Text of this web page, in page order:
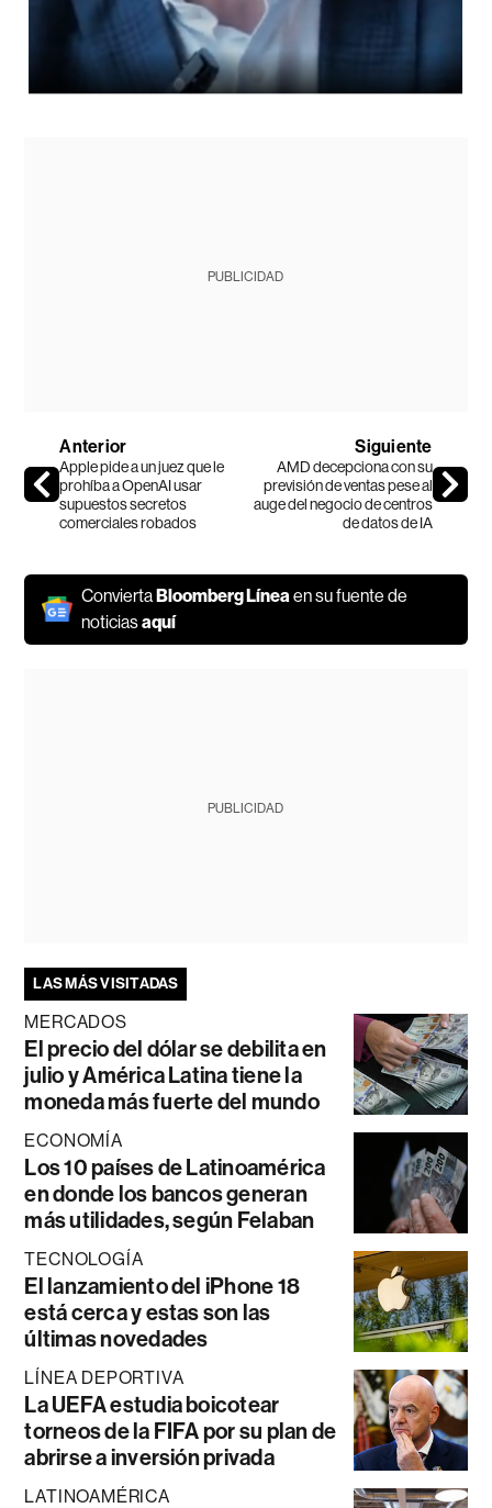
PUBLICIDAD
Anterior
Apple pide a un juez que le
prohíba a OpenAI usar
supuestos secretos
comerciales robados
Siguiente
AMD decepciona con su
previsión de ventas pese al
auge del negocio de centros
de datos de IA
ConviertaBloomberg Línea en su fuente de
noticiasaquí
PUBLICIDAD
LAS MÁS VISITADAS
MERCADOS
El precio del dólar se debilita en
julio y América Latina tiene la
moneda más fuerte del mundo
ECONOMÍA
Los 10 países de Latinoamérica
en donde los bancos generan
más utilidades, según Felaban
TECNOLOGÍA
El lanzamiento del iPhone 18
está cerca y estas son las
últimas novedades
LÍNEA DEPORTIVA
La UEFA estudia boicotear
torneos de la FIFA por su plan de
abrirse a inversión privada
LATINOAMÉRICA